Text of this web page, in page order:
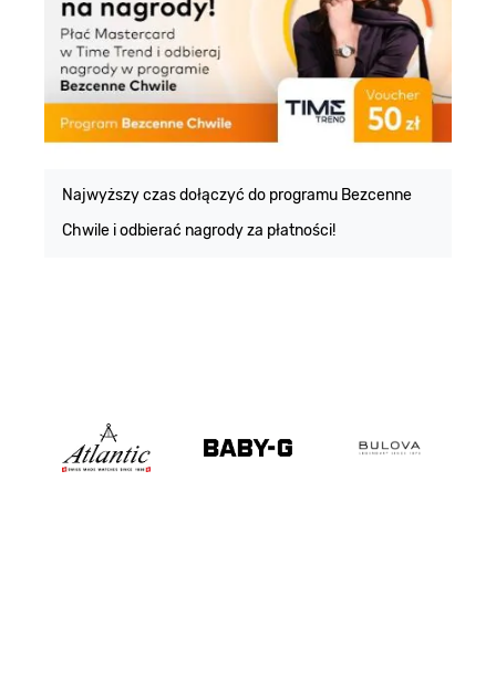
Najwyższy czas dołączyć do programu Bezcenne
Chwile i odbierać nagrody za płatności!